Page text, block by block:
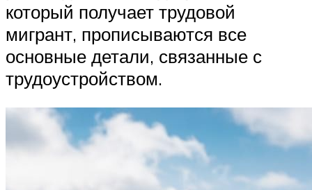
который получает трудовой
мигрант, прописываются все
основные детали, связанные с
трудоустройством.